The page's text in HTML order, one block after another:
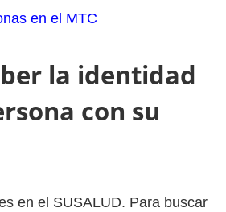
en el MTC
la identidad
con su
en el SUSALUD. Para buscar